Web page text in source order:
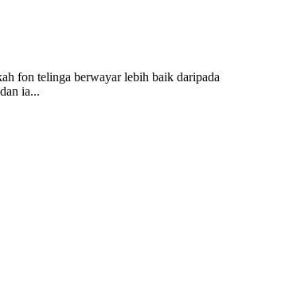
fon telinga berwayar lebih baik daripada
ia...